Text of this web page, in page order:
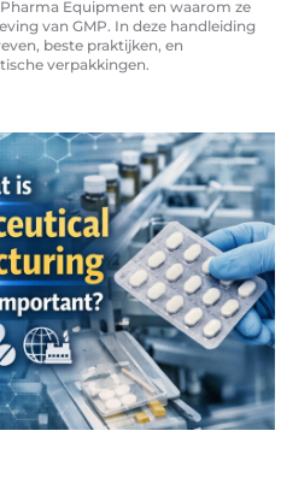
Equipment en waarom ze
van GMP. In deze handleiding
beste praktijken, en
verpakkingen.